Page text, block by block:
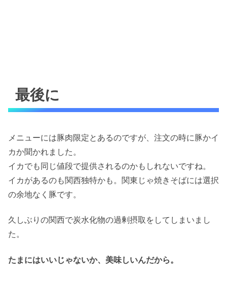
最後に
メニューには豚肉限定とあるのですが、注文の時に豚かイ
カか聞かれました。
イカでも同じ値段で提供されるのかもしれないですね。
イカがあるのも関西独特かも。関東じゃ焼きそばには選択
の余地なく豚です。
久しぶりの関西で炭水化物の過剰摂取をしてしまいまし
た。
たまにはいいじゃないか、美味しいんだから。